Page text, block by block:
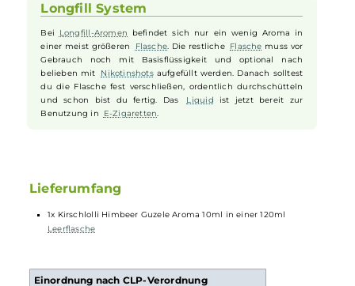
Ideal für alle Candy-Liebhaber
Wenn Du süße Vapes
magst, ist Himbeer Guzele genau
richtig. Diese süße Note sorgt für ein angenehmes
Mundgefühl und macht deine Dampfmomente noch
schöner. Probiere es aus und entdecke das tolle Aroma
Himbeerbonbons in deiner E-Zigarette
einer meist größeren
Gebrauch noch mit Basisflüssigkeit und optional nach
belieben mit Nikotinshots aufgefüllt werden. Danach solltest
du die Flasche fest verschließen, ordentlich durchschütteln